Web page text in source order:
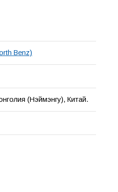
Benz)
(Нэймэнгу), Китай.